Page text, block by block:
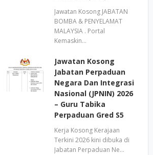
Jawatan Kosong JABATAN
BOMBA & PENYELAMAT
MALAYSIA . Portal
Kemaskin…
Jawatan Kosong
Jabatan Perpaduan
Negara Dan Integrasi
Nasional (JPNIN) 2026
– Guru Tabika
Perpaduan Gred S5
Kerja Kosong Kerajaan
Terkini 2026 kini dibuka di
Jabatan Perpaduan Ne…